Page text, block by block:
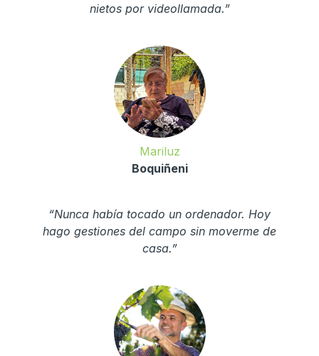
nietos por videollamada.”
Mariluz
Boquiñeni
“Nunca había tocado un ordenador. Hoy
hago gestiones del campo sin moverme de
casa.”